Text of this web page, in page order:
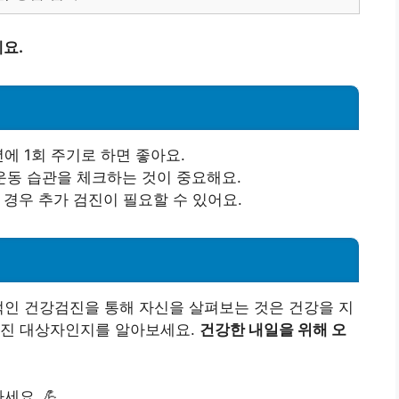
.
1회 주기로 하면 좋아요.
습관을 체크하는 것이 중요해요.
우 추가 검진이 필요할 수 있어요.
건강검진을 통해 자신을 살펴보는 것은 건강을 지
대상자인지를 알아보세요. 건강한 내일을 위해 오